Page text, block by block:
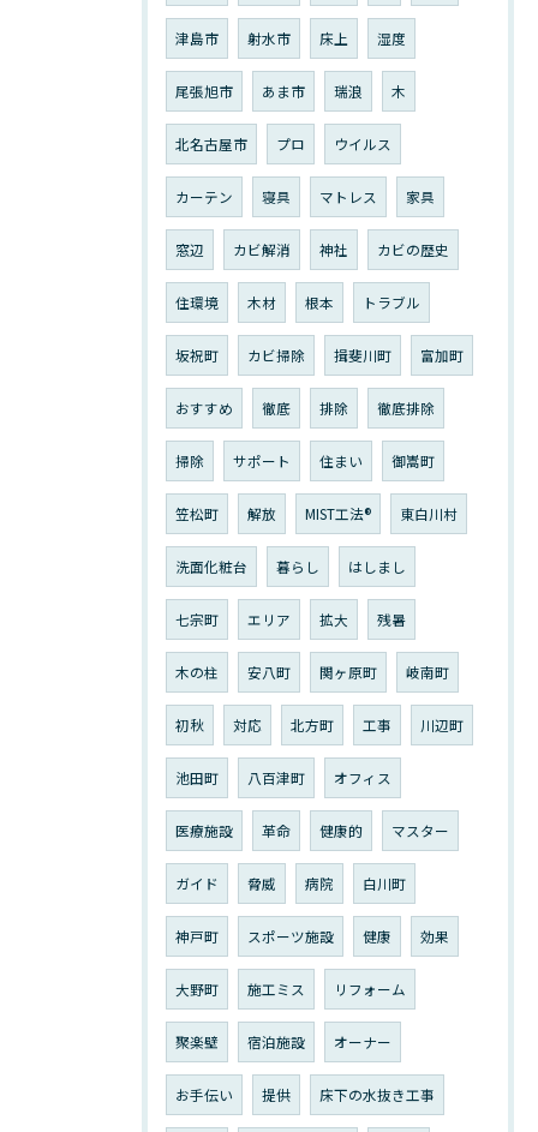
津島市 射水市 床上 湿度
尾張旭市 あま市 瑞浪 木
北名古屋市 プロ ウイルス
カーテン 寝具 マトレス 家具
窓辺 カビ解消 神社 カビの歴史
住環境 木材 根本 トラブル
坂祝町 カビ掃除 揖斐川町 富加町
おすすめ 徹底 排除 徹底排除
掃除 サポート 住まい 御嵩町
笠松町 解放 MIST工法®︎ 東白川村
洗面化粧台 暮らし はしまし
七宗町 エリア 拡大 残暑
木の柱 安八町 関ヶ原町 岐南町
初秋 対応 北方町 工事 川辺町
池田町 八百津町 オフィス
医療施設 革命 健康的 マスター
ガイド 脅威 病院 白川町
神戸町 スポーツ施設 健康 効果
大野町 施工ミス リフォーム
聚楽壁 宿泊施設 オーナー
お手伝い 提供 床下の水抜き工事